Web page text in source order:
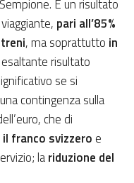
È un risultato
pari all’85%
, ma soprattutto in
risultato
se si
contingenza sulla
che di
il franco svizzero e
lariduzione del